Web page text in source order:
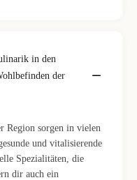
in den
der
Region sorgen in vielen
und vitalisierende
Spezialitäten, die
dir auch ein